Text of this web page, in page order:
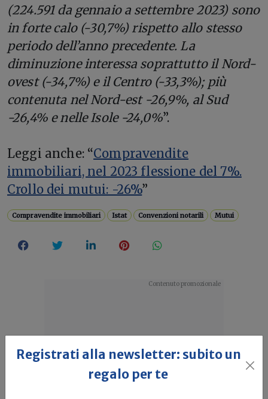
(224.591 da gennaio a settembre 2023) sono
in forte calo (-30,7%) rispetto allo stesso
periodo dell’anno precedente. La
diminuzione interessa soprattutto il Nord-
ovest (-34,7%) e il Centro (-33,3%); più
contenuta nel Nord-est -26,9%, al Sud
-26,4% e nelle Isole -24,0%”.
Leggi anche: “Compravendite
immobiliari, nel 2023 flessione del 7%.
Crollo dei mutui: -26%”
Compravendite immobiliari Istat Convenzioni notarili Mutui
Registrati alla newsletter: subito un
regalo per te